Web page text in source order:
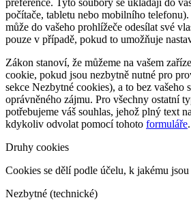
preference. Tyto soubory se ukládají do
počítače, tabletu nebo mobilního
může do vašeho prohlížeče odesílat své
pouze v případě, pokud to umožňuje
Zákon stanoví, že můžeme na vašem
cookie, pokud jsou nezbytně nutné pro
sekce Nezbytné cookies), a to bez vašeho
oprávněného zájmu. Pro všechny ostatní
potřebujeme váš souhlas, jehož plný text
kdykoliv odvolat pomocí tohoto formuláře.
Druhy cookies
Cookies se dělí podle účelu, k jakému
Nezbytné (technické)